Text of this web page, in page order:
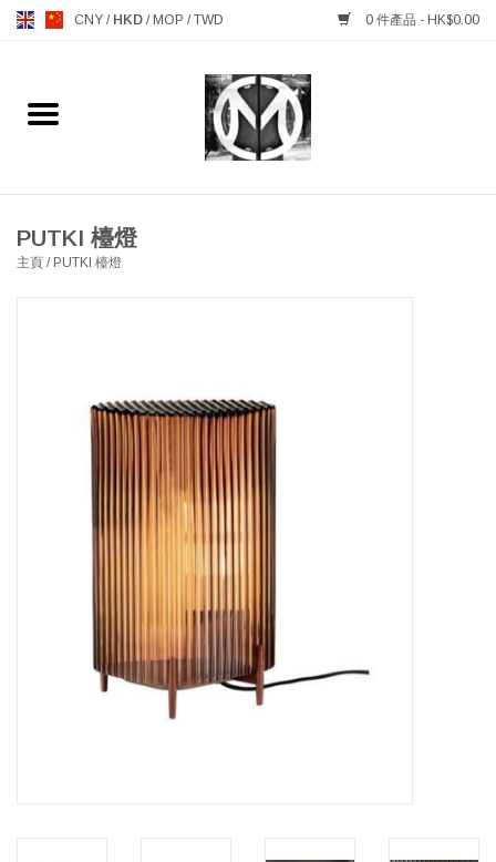
CNY / HKD / MOP /TWD 0 件產品 - HK$0.00
主頁
MANKS ANTIQUES 古董
GIFTS & DECORATIVE 禮品
HEALTHY LIVING 健康家居
FREDERICIA 系列
PUTKI 檯燈
主頁 / PUTKI 檯燈